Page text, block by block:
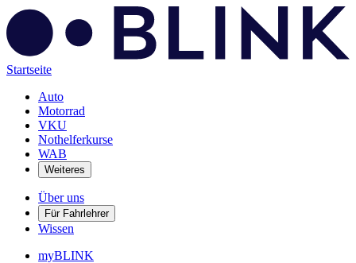
Startseite
Auto
Motorrad
VKU
Nothelferkurse
WAB
Weiteres
Über uns
Für Fahrlehrer
Wissen
myBLINK